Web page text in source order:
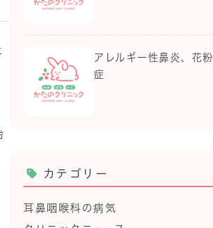
アレルギー性鼻炎、花粉
症
カテゴリー
耳鼻咽喉科の病気